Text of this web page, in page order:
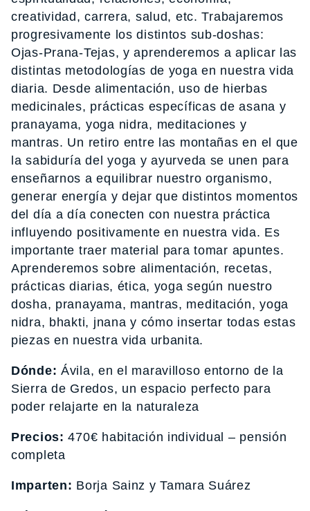
creatividad, carrera, salud, etc. Trabajaremos
progresivamente los distintos sub-doshas:
Ojas-Prana-Tejas, y aprenderemos a aplicar las
distintas metodologías de yoga en nuestra vida
diaria. Desde alimentación, uso de hierbas
medicinales, prácticas específicas de asana y
pranayama, yoga nidra, meditaciones y
mantras. Un retiro entre las montañas en el que
la sabiduría del yoga y ayurveda se unen para
enseñarnos a equilibrar nuestro organismo,
generar energía y dejar que distintos momentos
del día a día conecten con nuestra práctica
influyendo positivamente en nuestra vida. Es
importante traer material para tomar apuntes.
Aprenderemos sobre alimentación, recetas,
prácticas diarias, ética, yoga según nuestro
dosha, pranayama, mantras, meditación, yoga
nidra, bhakti, jnana y cómo insertar todas estas
piezas en nuestra vida urbanita.
Dónde:Ávila, en el maravilloso entorno de la
Sierra de Gredos, un espacio perfecto para
poder relajarte en la naturaleza
Precios:470€ habitación individual – pensión
completa
Imparten: Borja Sainz y Tamara Suárez